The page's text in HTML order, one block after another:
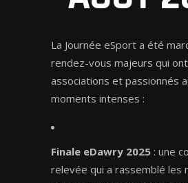
La Journée eSport a été
rendez-vous majeurs qui
associations et passionnés
moments intenses :
Finale eDawry 2025 : une
relevée qui a rassemblé les